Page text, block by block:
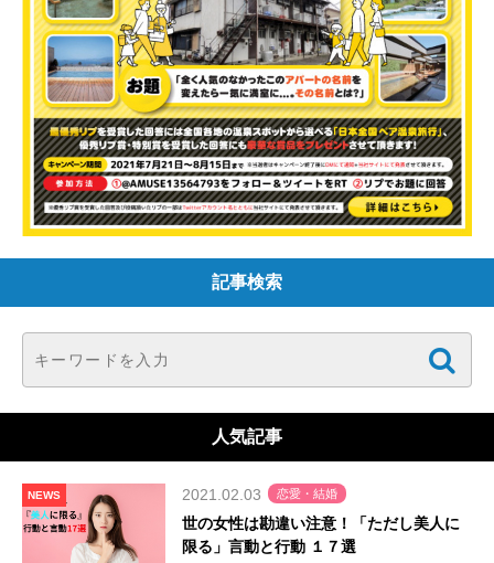
記事検索
人気記事
NEWS 2021.02.03 恋愛・結婚
世の女性は勘違い注意！「ただし美人に
限る」言動と行動 １７選